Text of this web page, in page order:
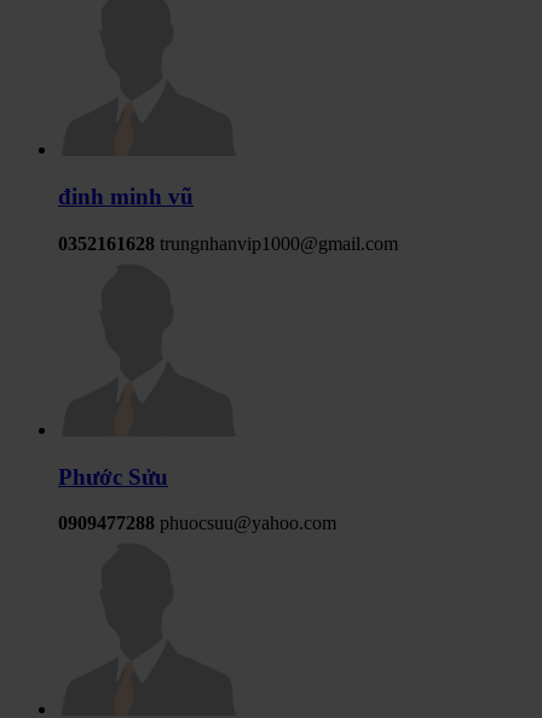
đinh minh vũ
0352161628 trungnhanvip1000@gmail.com
Phước Sửu
0909477288 phuocsuu@yahoo.com